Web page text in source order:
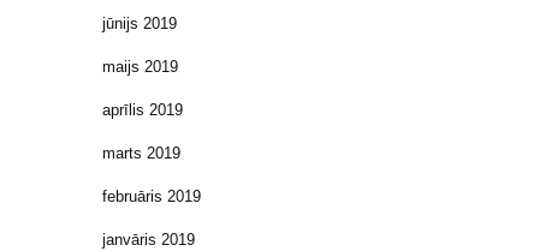
jūnijs 2019
maijs 2019
aprīlis 2019
marts 2019
februāris 2019
janvāris 2019